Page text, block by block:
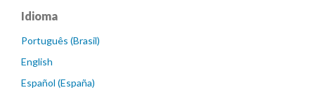
Idioma
Português (Brasil)
English
Español (España)